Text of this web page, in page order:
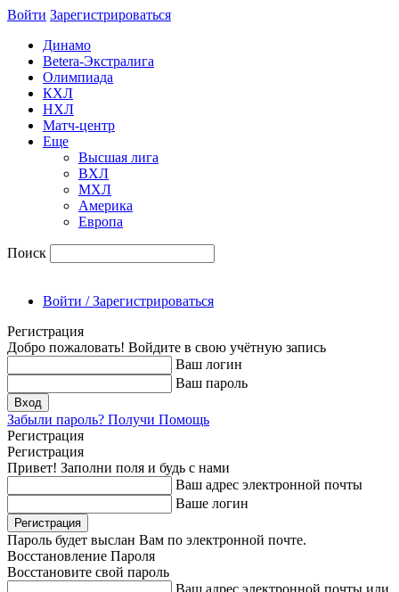
Войти Зарегиcтрироваться
Динамо
Betera-Экстралига
Олимпиада
КХЛ
НХЛ
Матч-центр
Еще
Высшая лига
ВХЛ
МХЛ
Америка
Европа
Поиск
Войти / Зарегистрироваться
Регистрация
Добро пожаловать! Войдите в свою учётную запись
Ваш логин
Ваш пароль
Забыли пароль? Получи Помощь
Регистрация
Регистрация
Привет! Заполни поля и будь с нами
Ваш адрес электронной почты
Ваше логин
Пароль будет выслан Вам по электронной почте.
Восстановление Пароля
Восстановите свой пароль
Ваш адрес электронной почты или